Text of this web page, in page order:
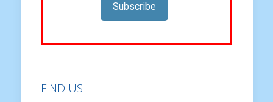
Subscribe
FIND US